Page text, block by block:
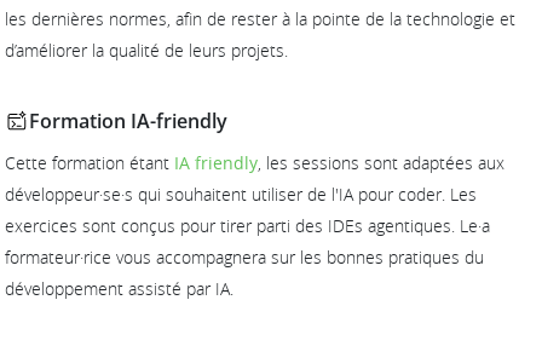
les dernières normes, afin de rester à la pointe de la technologie et
d’améliorer la qualité de leurs projets.
Formation IA-friendly
Cette formation étant IA friendly, les sessions sont adaptées aux
développeur·se·s qui souhaitent utiliser de l'IA pour coder. Les
exercices sont conçus pour tirer parti des IDEs agentiques. Le·a
formateur·rice vous accompagnera sur les bonnes pratiques du
développement assisté par IA.